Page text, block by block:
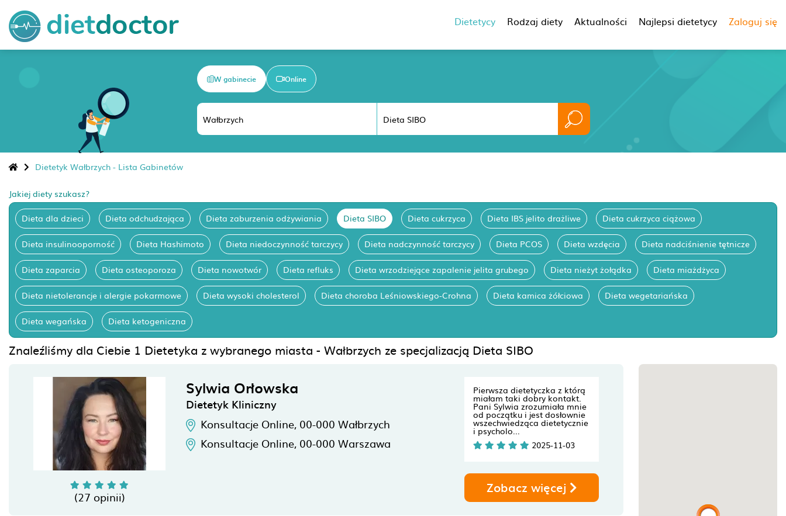
Dietetycy Rodzaj diety Aktualności Najlepsi dietetycy Zaloguj się
W gabinecie Online
Dietetyk Wałbrzych - Lista Gabinetów
Jakiej diety szukasz?
Dieta dla dzieci Dieta odchudzająca Dieta zaburzenia odżywiania Dieta SIBO Dieta cukrzyca Dieta IBS jelito drażliwe Dieta cukrzyca ciążowa
Dieta insulinooporność Dieta Hashimoto Dieta niedoczynność tarczycy Dieta nadczynność tarczycy Dieta PCOS Dieta wzdęcia Dieta nadciśnienie tętnicze
Dieta zaparcia Dieta osteoporoza Dieta nowotwór Dieta refluks Dieta wrzodziejące zapalenie jelita grubego Dieta nieżyt żołądka Dieta miażdżyca
Dieta nietolerancje i alergie pokarmowe Dieta wysoki cholesterol Dieta choroba Leśniowskiego-Crohna Dieta kamica żółciowa Dieta wegetariańska
Dieta wegańska Dieta ketogeniczna
Znaleźliśmy dla Ciebie 1 Dietetyka z wybranego miasta - Wałbrzych ze specjalizacją Dieta SIBO
(27 opinii)
Sylwia Orłowska
Dietetyk Kliniczny
Konsultacje Online, 00-000 Wałbrzych
Konsultacje Online, 00-000 Warszawa
Pierwsza dietetyczka z którą
miałam taki dobry kontakt.
Pani Sylwia zrozumiała mnie
od początku i jest dosłownie
wszechwiedząca dietetycznie
i psycholo...
2025-11-03
Zobacz więcej